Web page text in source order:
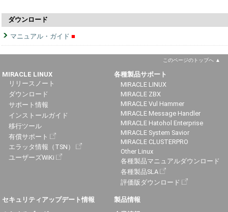
ダウンロード
マニュアル・ガイド
このページのトップへ
MIRACLE LINUX
リリースノート
ダウンロード
サポート情報
インストールガイド
移行ツール
有償サポート
エラッタ情報（TSN）
ユーザーズWiKi
各種製品サポート
MIRACLE LINUX
MIRACLE ZBX
MIRACLE Vul Hammer
MIRACLE Message Handler
MIRACLE Hatohol Enterprise
MIRACLE System Savior
MIRACLE CLUSTERPRO
Other Linux
各種製品マニュアルダウンロード
各種製品SLA
評価版ダウンロード
セキュリティアップデート情報
製品情報